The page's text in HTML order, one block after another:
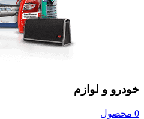
خودرو و لوازم
0 محصول